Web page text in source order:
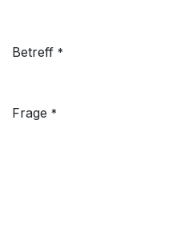
Betreff *
Frage *